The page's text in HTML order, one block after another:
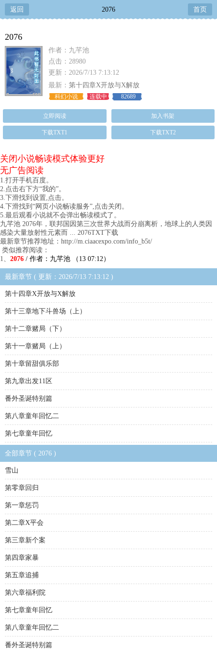
返回 2076 首页
2076
作者：九芊池
点击：28980
更新：2026/7/13 7:13:12
最新： 第十四章X开放与X解放
科幻小说 连载中 82689
立即阅读 加入书架
下载TXT1 下载TXT2
关闭小说畅读模式体验更好
无广告阅读
1.打开手机百度。
2.点击右下方“我的”。
3.下滑找到设置,点击。
4.下滑找到“网页小说畅读服务”,点击关闭。
5.最后观看小说就不会弹出畅读模式了。
九芊池 2076年，联邦国因第三次世界大战而分崩离析，地球上的人类因
感染大量放射性元素而 ... 2076TXT下载
最新章节推荐地址：http://m.ciaacexpo.com/info_b5t/
类似推荐阅读：
1、 2076 / 作者：九芊池 （13 07:12）
最新章节 ( 更新：2026/7/13 7:13:12 )
第十四章X开放与X解放
第十三章地下斗兽场（上）
第十二章赌局（下）
第十一章赌局（上）
第十章留甜俱乐部
第九章出发11区
番外圣诞特别篇
第八章童年回忆二
第七章童年回忆
全部章节 ( 2076 )
雪山
第零章回归
第一章惩罚
第二章X平会
第三章新个案
第四章家暴
第五章追捕
第六章福利院
第七章童年回忆
第八章童年回忆二
番外圣诞特别篇